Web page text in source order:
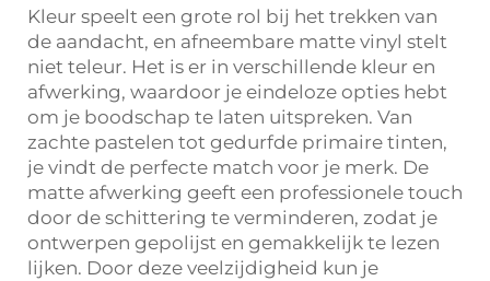
Kleur speelt een grote rol bij het trekken van
de aandacht, en afneembare matte vinyl stelt
niet teleur. Het is er in verschillende kleur en
afwerking, waardoor je eindeloze opties hebt
om je boodschap te laten uitspreken. Van
zachte pastelen tot gedurfde primaire tinten,
je vindt de perfecte match voor je merk. De
matte afwerking geeft een professionele touch
door de schittering te verminderen, zodat je
ontwerpen gepolijst en gemakkelijk te lezen
lijken. Door deze veelzijdigheid kun je